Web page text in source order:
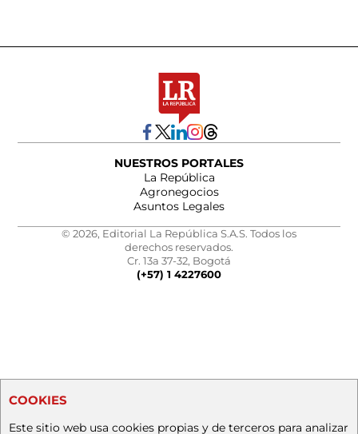
NUESTROS PORTALES
La República
Agronegocios
Asuntos Legales
© 2026, Editorial La República S.A.S. Todos los
derechos reservados.
Cr. 13a 37-32, Bogotá
(+57) 1 4227600
COOKIES
Este sitio web usa cookies propias y de terceros para analizar